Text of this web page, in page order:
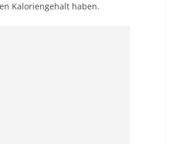
Kaloriengehalt haben.